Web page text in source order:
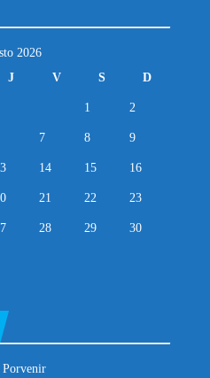
2026
J V S D
1 2
7 8 9
14 15 16
21 22 23
28 29 30